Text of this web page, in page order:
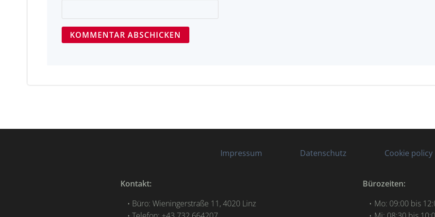
Impressum Datenschutz Cookie policy
Kontakt:
Büro: Wieningerstraße 11, 4020 Linz
Bürozeiten:
Mo: 09:00 bis